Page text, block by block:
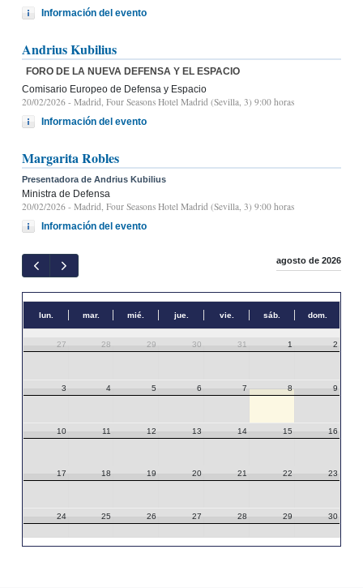
Información del evento
Andrius Kubilius
FORO DE LA NUEVA DEFENSA Y EL ESPACIO
Comisario Europeo de Defensa y Espacio
20/02/2026 - Madrid, Four Seasons Hotel Madrid (Sevilla, 3) 9:00 horas
Información del evento
Margarita Robles
Presentadora de Andrius Kubilius
Ministra de Defensa
20/02/2026 - Madrid, Four Seasons Hotel Madrid (Sevilla, 3) 9:00 horas
Información del evento
agosto de 2026
lun. mar. mié. jue. vie. sáb. dom.
27 28 29 30 31 1 2
3 4 5 6 7 8 9
10 11 12 13 14 15 16
17 18 19 20 21 22 23
24 25 26 27 28 29 30